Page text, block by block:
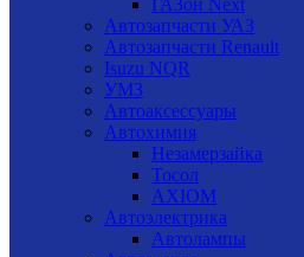
ГАЗон Next
Автозапчасти УАЗ
Автозапчасти Renault
Isuzu NQR
УМЗ
Автоаксессуары
Автохимия
Незамерзайка
Тосол
AXIOM
Автоэлектрика
Автолампы